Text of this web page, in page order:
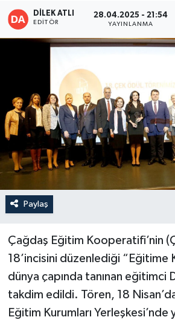
DİLEK ATLI
EDITÖR
28.04.2025 - 21:54
YAYINLANMA
Paylaş
Çağdaş Eğitim Kooperatifi’nin
18’incisini düzenlediği “Eğitime
dünya çapında tanınan eğitimci
takdim edildi. Tören, 18
Eğitim Kurumları Yerleşkesi’nde